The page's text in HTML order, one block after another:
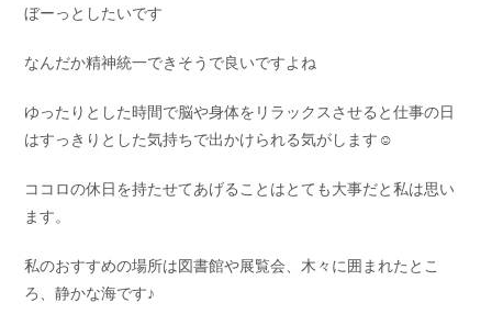
ぼーっとしたいです
なんだか精神統一できそうで良いですよね
ゆったりとした時間で脳や身体をリラックスさせると仕事の日
はすっきりとした気持ちで出かけられる気がします☺
ココロの休日を持たせてあげることはとても大事だと私は思い
ます。
私のおすすめの場所は図書館や展覧会、木々に囲まれたとこ
ろ、静かな海です♪